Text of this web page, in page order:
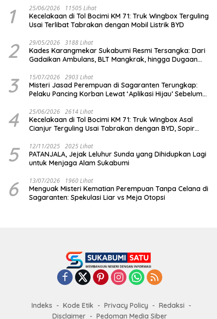
1 25/06/2026 11505 Lihat
Kecelakaan di Tol Bocimi KM 71: Truk Wingbox Terguling
Usai Terlibat Tabrakan dengan Mobil Listrik BYD
2 29/05/2026 3188 Lihat
Kades Karangmekar Sukabumi Resmi Tersangka: Dari
Gadaikan Ambulans, BLT Mangkrak, hingga Dugaan
3 15/07/2026 2903 Lihat
Misteri Jasad Perempuan di Sagaranten Terungkap:
Pelaku Pancing Korban Lewat ‘Aplikasi Hijau’ Sebelum
4 25/06/2026 2614 Lihat
Kecelakaan di Tol Bocimi KM 71: Truk Wingbox Asal
Cianjur Terguling Usai Tabrakan dengan BYD, Sopir
5 12/11/2025 2025 Lihat
PATANJALA, Jejak Leluhur Sunda yang Dihidupkan Lagi
untuk Menjaga Alam Sukabumi
6 13/07/2026 1960 Lihat
Menguak Misteri Kematian Perempuan Tanpa Celana di
Sagaranten: Spekulasi Liar vs Meja Otopsi
Indeks Kode Etik Privacy Policy
Redaksi
Disclaimer
Pedoman Media Siber